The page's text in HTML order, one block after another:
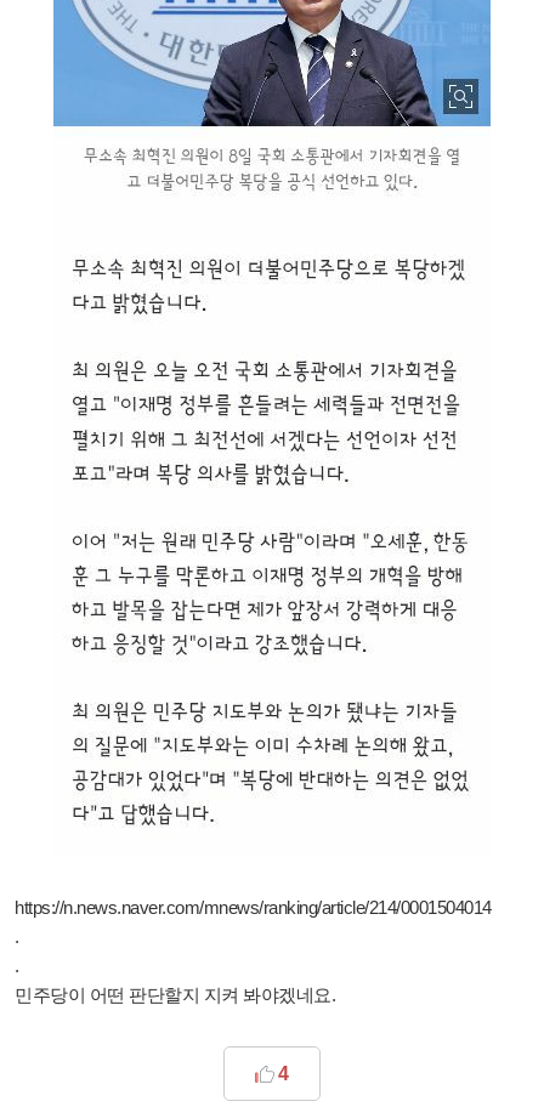
https://n.news.naver.com/mnews/ranking/article/214/0001504014
.
.
민주당이 어떤 판단할지 지켜 봐야겠네요.
4